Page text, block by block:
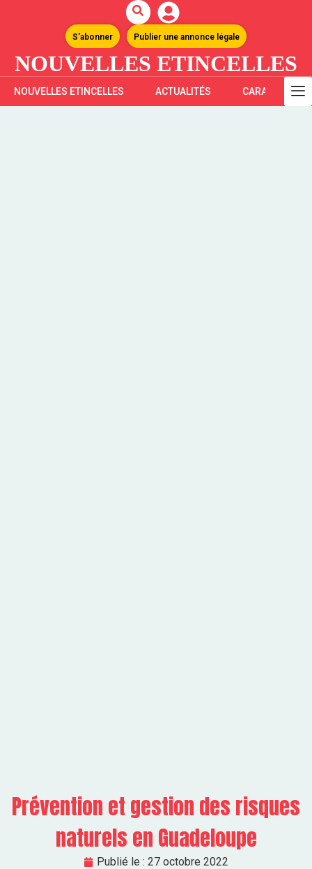
S'abonner Publier une annonce légale
NOUVELLES ETINCELLES
NOUVELLES ETINCELLES ACTUALITÉS CARAÏBES
Prévention et gestion des risques
naturels en Guadeloupe
Publié le : 27 octobre 2022